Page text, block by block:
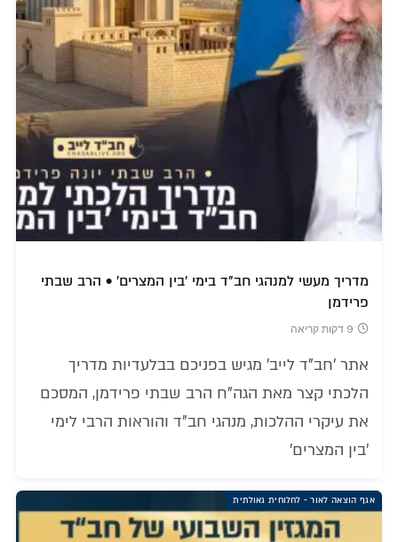
מדריך מעשי למנהגי חב"ד בימי 'בין המצרים' • הרב שבתי
פרידמן
9 דקות קריאה
אתר 'חב"ד לייב' מגיש בפניכם בבלעדיות מדריך
הלכתי קצר מאת הגה"ח הרב שבתי פרידמן, המסכם
את עיקרי ההלכות, מנהגי חב"ד והוראות הרבי לימי
'בין המצרים'
אגף הוצאה לאור - לחלוחית גאולתית